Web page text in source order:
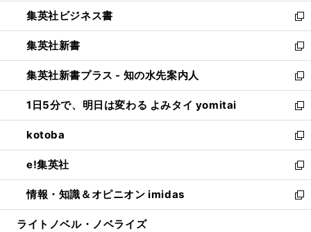
く
で
開
く
ド
ウ
で
開
く
し
い
ウ
ィ
ン
ド
ウ
で
開
く
集英社ビジネス書
新
し
い
ウ
ィ
ン
ド
ウ
で
開
く
集英社新書
新
し
い
ウ
ィ
ン
ド
ウ
で
開
く
集英社新書プラス - 知の水先案内人
新
し
い
ウ
ィ
ン
ド
ウ
で
開
1日5分で、明日は変わる よみタイ yomitai
新
し
い
ウ
ィ
ン
ド
ウ
kotoba
新
し
い
ウ
ィ
ン
e!集英社
新
し
い
ウ
情報・知識＆オピニオン imidas
新
し
ライトノベル・ノベライズ